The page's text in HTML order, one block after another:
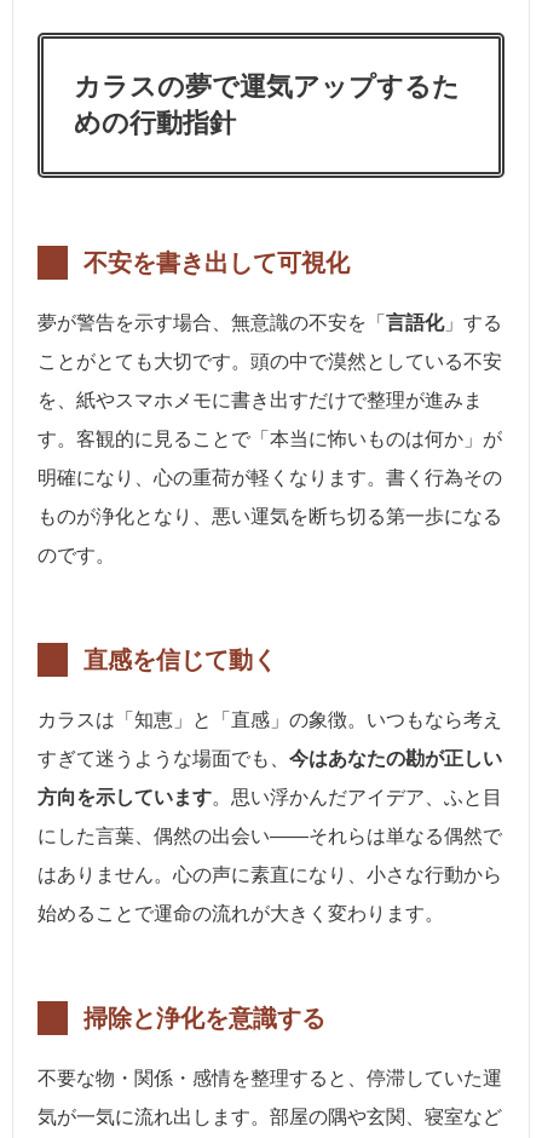
カラスの夢で運気アップするた
めの行動指針
不安を書き出して可視化
夢が警告を示す場合、無意識の不安を「 言語化」する
ことがとても大切です。頭の中で漠然としている不安
を、紙やスマホメモに書き出すだけで整理が進みま
す。客観的に見ることで「本当に怖いものは何か」が
明確になり、心の重荷が軽くなります。書く行為その
ものが浄化となり、悪い運気を断ち切る第一歩になる
のです。
直感を信じて動く
カラスは「知恵」と「直感」の象徴。いつもなら考え
すぎて迷うような場面でも、 今はあなたの勘が正しい
方向を示しています。思い浮かんだアイデア、ふと目
にした言葉、偶然の出会い――それらは単なる偶然で
はありません。心の声に素直になり、小さな行動から
始めることで運命の流れが大きく変わります。
掃除と浄化を意識する
不要な物・関係・感情を整理すると、停滞していた運
気が一気に流れ出します。部屋の隅や玄関、寝室など